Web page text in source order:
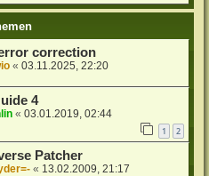
correction
«03.11.2025, 22:20
4
«03.01.2019, 02:44
1 2
Patcher
« 13.02.2009, 21:17